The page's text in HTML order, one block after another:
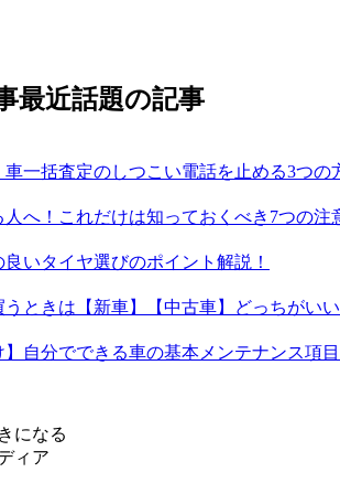
最近話題の記事
車一括査定のしつこい電話を止める3つの
へ！これだけは知っておくべき7つの注
いタイヤ選びのポイント解説！
ときは【新車】【中古車】どっちがいい
】自分でできる車の基本メンテナンス項目
になる
ィア